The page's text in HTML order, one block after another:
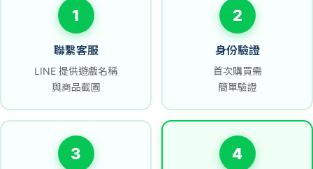
1
聯繫客服
LINE 提供遊戲名稱
與商品截圖
2
身份驗證
首次購買需
簡單驗證
3 4